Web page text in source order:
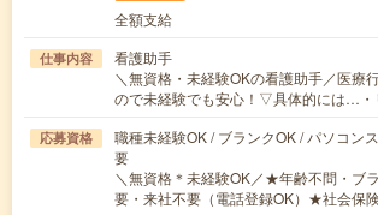
全額支給
仕事内容
看護助手
＼無資格・未経験OKの看護助手／医療
ので未経験でも安心！▽具体的には…
応募資格
職種未経験OK / ブランクOK / パソコン
要
＼無資格＊未経験OK／★年齢不問・ブ
要・来社不要（電話登録OK）★社会保